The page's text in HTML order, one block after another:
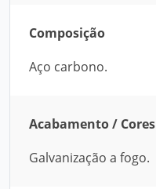
Composição
Aço carbono.
Acabamento / Cores
Galvanização a fogo.